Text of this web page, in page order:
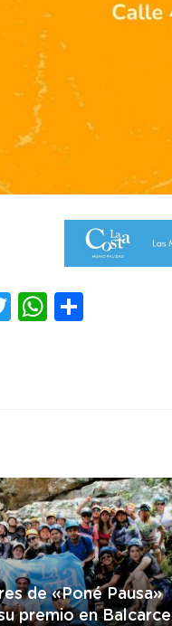
TwitterWhatsApp
de «Poné Pausa»
premio en Balcarce